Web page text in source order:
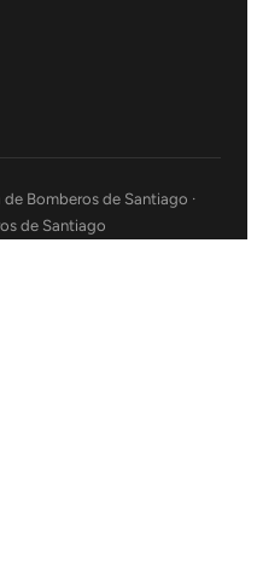
Bomberos de Santiago ·
de Santiago